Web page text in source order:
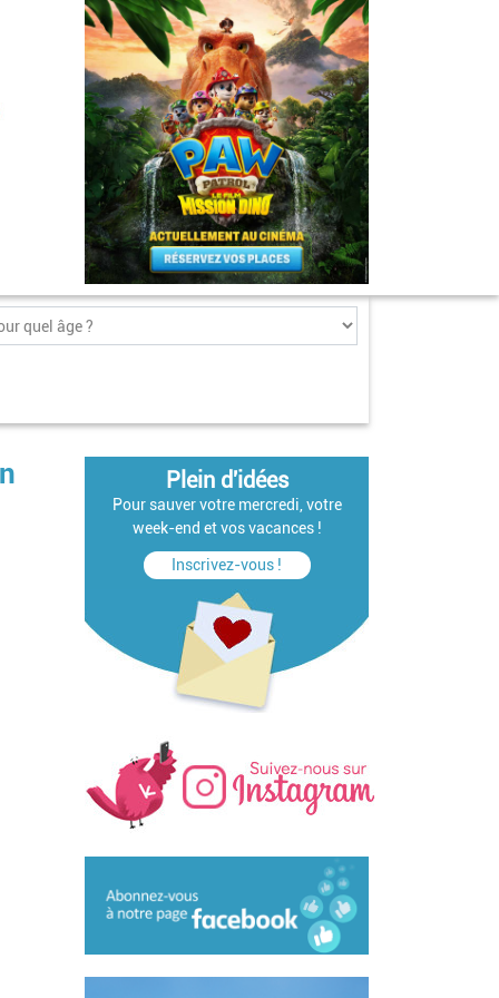
Plein d'idées
Pour sauver votre mercredi, votre
week-end et vos vacances !
Inscrivez-vous !